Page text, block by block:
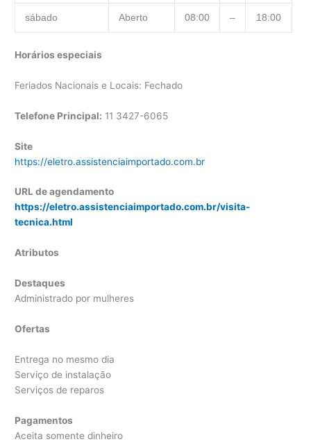
sábado Aberto 08:00 – 18:00
Horários especiais
Feriados Nacionais e Locais: Fechado
Telefone Principal: 11 3427-6065
Site
https://eletro.assistenciaimportado.com.br
URL de agendamento
https://eletro.assistenciaimportado.com.br/visita-
tecnica.html
Atributos
Destaques
Administrado por mulheres
Ofertas
Entrega no mesmo dia
Serviço de instalação
Serviços de reparos
Pagamentos
Aceita somente dinheiro